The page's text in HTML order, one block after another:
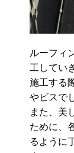
ルーフィ
工してい
施工する
やビスで
また、美
ために、
るように